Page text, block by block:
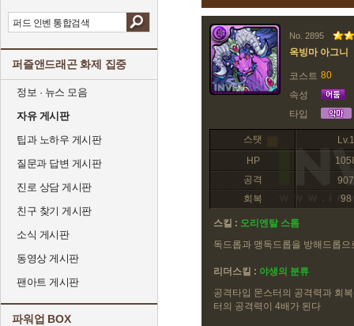
퍼즐앤드래곤 화제 집중
정보 · 뉴스 모음
자유 게시판
팁과 노하우 게시판
질문과 답변 게시판
진로 상담 게시판
친구 찾기 게시판
소식 게시판
동영상 게시판
팬아트 게시판
파워업 BOX
No. 2895
옥빙마 아그니
코스트 80
속성
타입
스탯
Lv.1
HP
공격
907
회복
98
스킬 : 오리엔탈 스톰
독드롭과 맹독드롭을 방해드롭으
리더스킬 : 야생의 분류
공격타입 몬스터의 공격력과 회
터의 공격력이 4배가 된다